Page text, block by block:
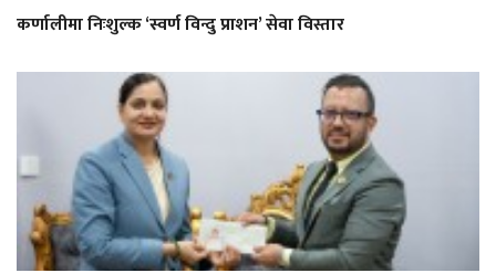
कर्णालीमा निःशुल्क ‘स्वर्ण विन्दु प्राशन’ सेवा विस्तार